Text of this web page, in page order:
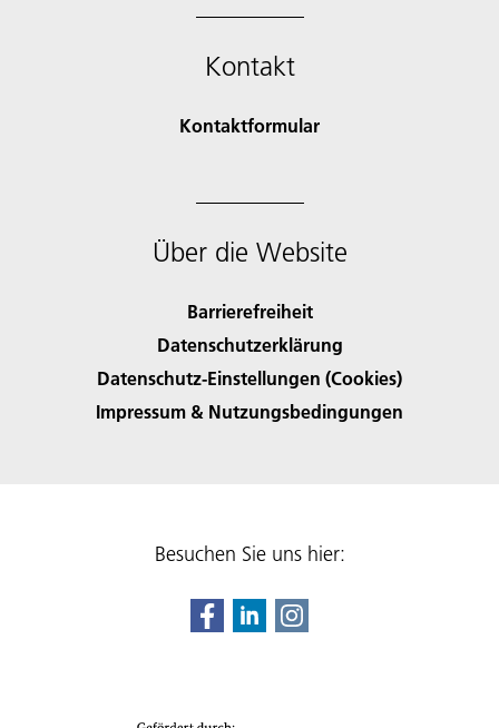
Kontakt
Kontaktformular
Über die Website
Barrierefreiheit
Datenschutzerklärung
Datenschutz-Einstellungen (Cookies)
Impressum & Nutzungsbedingungen
Besuchen Sie uns hier: